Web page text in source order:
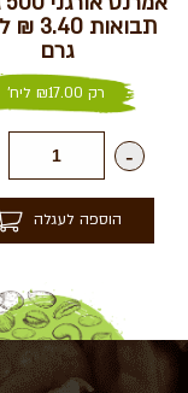
גרם
רק ₪17.00 ליח'
-
הוספה לעגלה